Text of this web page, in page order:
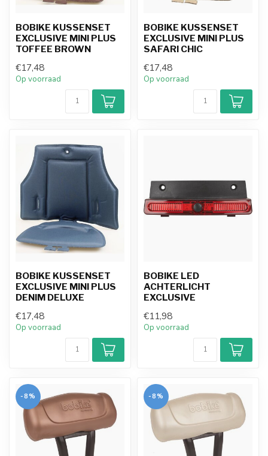
BOBIKE KUSSENSET
EXCLUSIVE MINI PLUS
TOFFEE BROWN
€17,48
Op voorraad
BOBIKE KUSSENSET
EXCLUSIVE MINI PLUS
SAFARI CHIC
€17,48
Op voorraad
BOBIKE KUSSENSET
EXCLUSIVE MINI PLUS
DENIM DELUXE
€17,48
Op voorraad
BOBIKE LED
ACHTERLICHT
EXCLUSIVE
€11,98
Op voorraad
-8% -8%